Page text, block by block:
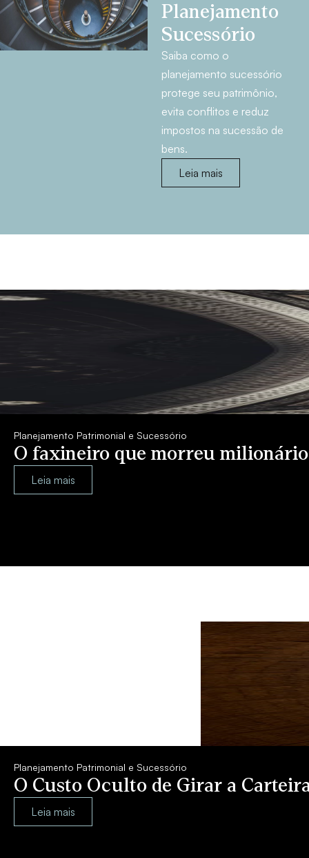
Planejamento
Sucessório
Saiba como o
planejamento sucessório
protege seu patrimônio,
evita conflitos e reduz
impostos na sucessão de
bens.
Leia mais
Planejamento Patrimonial e Sucessório
O faxineiro que morreu
Leia mais
Planejamento Patrimonial e Sucessório
O Custo Oculto de Girar a
Leia mais